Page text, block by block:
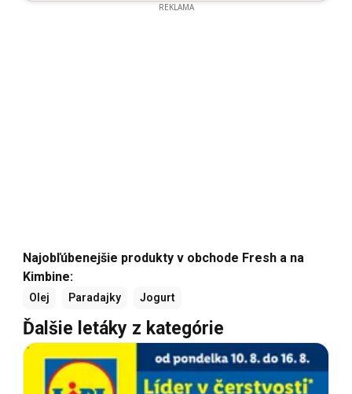
REKLAMA
Najobľúbenejšie produkty v obchode Fresh a na
Kimbine:
Olej Paradajky Jogurt
Ďalšie letáky z kategórie